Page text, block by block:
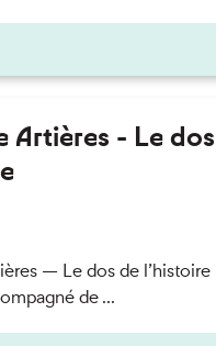
Artières - Le
— Le dos de
de ...